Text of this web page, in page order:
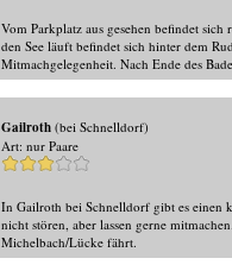
Vom Parkplatz aus gesehen befindet
den See läuft befindet sich hinter dem
Mitmachgelegenheit. Nach Ende des
Gailroth(bei Schnelldorf)
Art: nur Paare
In Gailroth bei Schnelldorf gibt es einen
nicht stören, aber lassen gerne
Michelbach/Lücke fährt.